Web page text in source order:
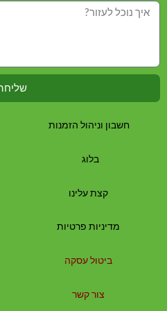
חשבון וניהול הזמנות
בלוג
קצת עלינו
מדיניות פרטיות
ביטול עסקה
צור קשר